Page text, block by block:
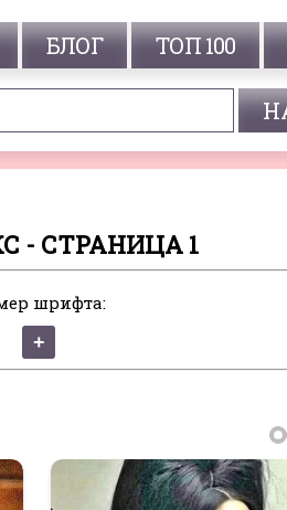
БЛОГ ТОП 100
- СТРАНИЦА 1
шрифта: